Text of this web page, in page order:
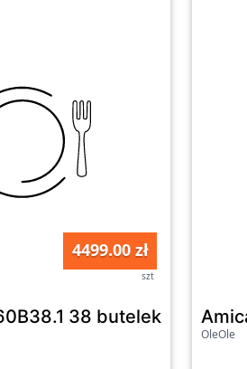
4499.00 zł
szt
38 butelek
OleOle